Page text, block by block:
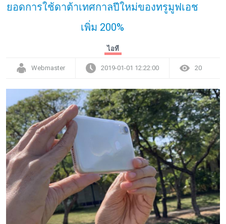
ยอดการใช้ดาต้าเทศกาลปีใหม่ของทรูมูฟเอช
เพิ่ม 200%
ไอที
Webmaster 2019-01-01 12:22:00 20